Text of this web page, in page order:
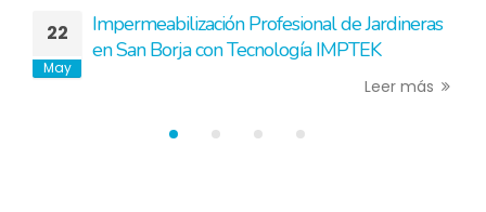
22
May
Impermeabilización Profesional de Jardineras
en San Borja con Tecnología IMPTEK
Leer más